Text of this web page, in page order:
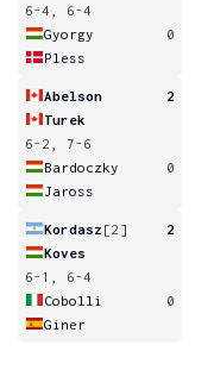
6-4, 6-4
Gyorgy
0
Pless
Abelson
2
Turek
6-2, 7-6
Bardoczky
0
Jaross
Kordasz [2]
2
Koves
6-1, 6-4
Cobolli
0
Giner